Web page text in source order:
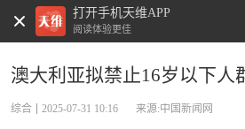
打开手机天维APP
阅读体验更佳 天维新闻
澳大利亚拟禁止16岁以下人
综合 2025-07-31 10:16 来源:中国新闻网